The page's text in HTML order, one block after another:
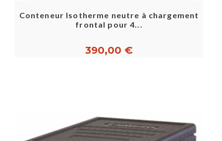
Conteneur Isotherme neutre à chargement
frontal pour 4...
390,00 €